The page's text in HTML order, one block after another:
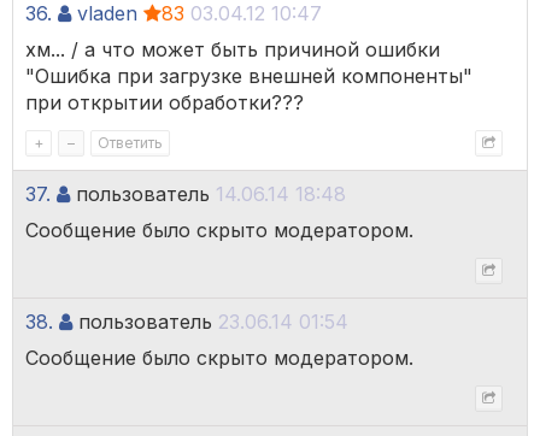
36. vladen 83 03.04.12 10:47
хм... / а что может быть причиной ошибки
"Ошибка при загрузке внешней компоненты"
при открытии обработки???
+ – Ответить
37. пользователь 14.06.14 18:48
Сообщение было скрыто модератором.
38. пользователь 23.06.14 01:54
Сообщение было скрыто модератором.